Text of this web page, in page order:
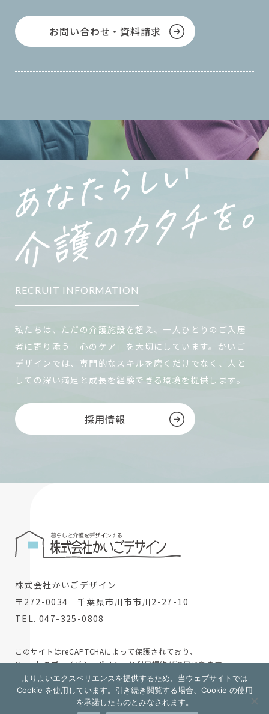
採用情報
お問い合わせ・資料請求
RECRUIT INFORMATION
私たちは、ただの介護施設を超え、一人ひとりのご入居
者に寄り添う「心のケア」を大切にしています。かいご
デザインでは、専門的なスキルを磨くだけでなく、人と
しての深い満足と成長を経験できる環境を提供します。
採用情報
株式会社かいごデザイン
〒272-0034 千葉県市川市市川2-27-10
TEL. 047-325-0808
このサイトはreCAPTCHAによって保護されており、
Googleのプライバシーポリシーと利用規約が適用されます。
© 2024 株式会社かいごデザイン
よりよいエクスペリエンスを提供するため、当ウェブサイトでは
Cookie を使用しています。引き続き閲覧する場合、Cookie の使用
を承諾したものとみなされます。